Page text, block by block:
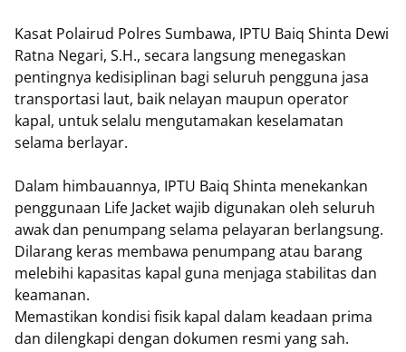
Kasat Polairud Polres Sumbawa, IPTU Baiq Shinta Dewi
Ratna Negari, S.H., secara langsung menegaskan
pentingnya kedisiplinan bagi seluruh pengguna jasa
transportasi laut, baik nelayan maupun operator
kapal, untuk selalu mengutamakan keselamatan
selama berlayar.
Dalam himbauannya, IPTU Baiq Shinta menekankan
penggunaan Life Jacket wajib digunakan oleh seluruh
awak dan penumpang selama pelayaran berlangsung.
Dilarang keras membawa penumpang atau barang
melebihi kapasitas kapal guna menjaga stabilitas dan
keamanan.
Memastikan kondisi fisik kapal dalam keadaan prima
dan dilengkapi dengan dokumen resmi yang sah.